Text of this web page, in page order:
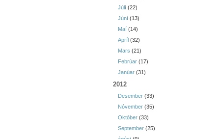
Júlí (22)
Júní (13)
Maí (14)
Apríl (32)
Mars (21)
Febrúar (17)
Janúar (31)
2012
Desember (33)
Nóvember (35)
Október (33)
September (25)